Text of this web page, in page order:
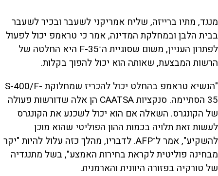
מנגד, מתיו ברייזה, שליח אמריקני לשעבר ובכיר לשעבר
בבית הלבן ובמחלקת המדינה, אמר כי טראמפ יכול לפעול
לפתרון העניין, משום שסוגיית ה־F-35 היא החלטה של
הרשות המבצעת, שאותה הוא יכול להפוך בקלות.
"הנשיא טראמפ בהחלט יכול להכריז שמחלוקת S-400/F-
35 הסתיימה. סנקציות CAATSA הן אלה שדורשות פעולה
של הקונגרס. השאלה אם הוא יכול לשכנע את הקונגרס
לעשות זאת תלויה בכמות ההון הפוליטי שהוא מוכן
להשקיע", אמר ל־AFP. לדבריו, מהלך כזה עלול להיות "יקר
מבחינה פוליטית לקראת בחירות האמצע", בשל מתנגדיה
של טורקיה בפזורה היוונית והארמנית.